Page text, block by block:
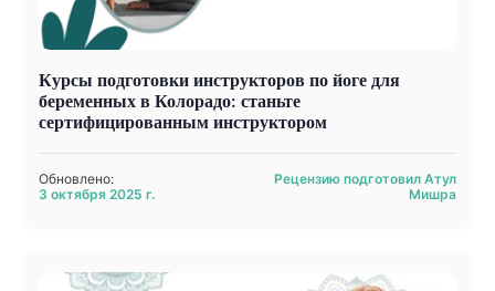
Курсы подготовки инструкторов по йоге для
беременных в Колорадо: станьте
сертифицированным инструктором
Обновлено:
3 октября 2025 г.
Рецензию подготовил Атул
Мишра